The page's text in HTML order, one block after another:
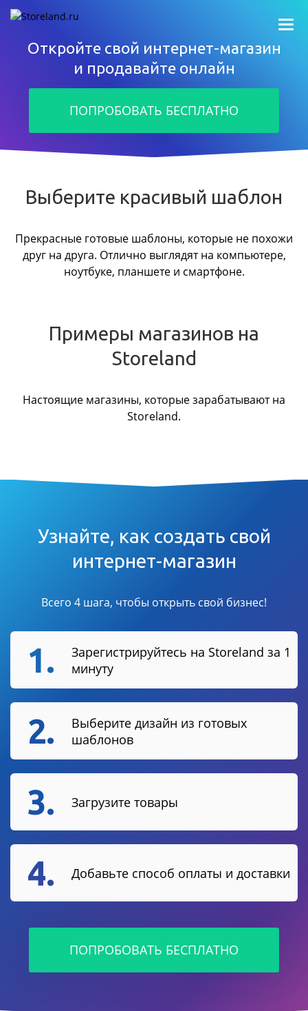
Откройте свой интернет-магазин
и продавайте онлайн
ПОПРОБОВАТЬ БЕСПЛАТНО
Выберите красивый шаблон
Прекрасные готовые шаблоны, которые не похожи
друг на друга. Отлично выглядят на компьютере,
ноутбуке, планшете и смартфоне.
Примеры магазинов на
Storeland
Настоящие магазины, которые зарабатывают на
Storeland.
Узнайте, как создать свой
интернет-магазин
Всего 4 шага, чтобы открыть свой бизнес!
1.
Зарегистрируйтесь на Storeland за 1
минуту
2.
Выберите дизайн из готовых
шаблонов
3. Загрузите товары
4. Добавьте способ оплаты и доставки
ПОПРОБОВАТЬ БЕСПЛАТНО